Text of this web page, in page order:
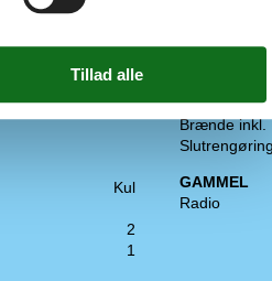
Kul
2
1
Husdyr ikke
Opladning
Rygning
Pris inklusiv
Brænde inkl.
GAMMEL
Radio